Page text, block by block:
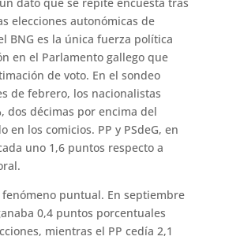
elecciones autonómicas de
BNG es la única fuerza política
en el Parlamento gallego que
de voto. En el sondeo
de febrero, los nacionalistas
dos décimas por encima del
en los comicios. PP y PSdeG, en
uno 1,6 puntos respecto a
puntual. En septiembre
0,4 puntos porcentuales
mientras el PP cedía 2,1